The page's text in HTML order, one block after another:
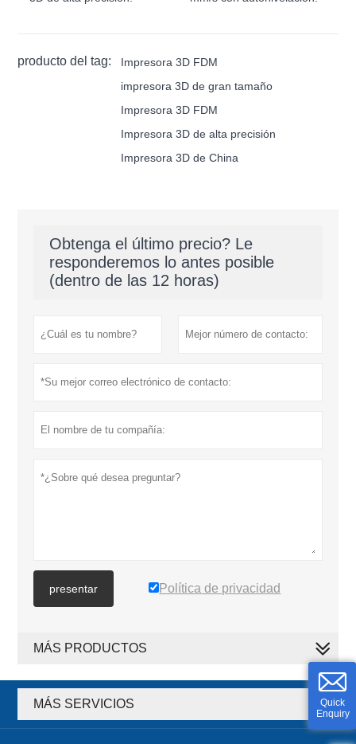
Quick
Enquiry
producto del tag:
Impresora 3D FDM
impresora 3D de gran tamaño
Impresora 3D FDM
Impresora 3D de alta precisión
Impresora 3D de China
Obtenga el último precio? Le
responderemos lo antes posible
(dentro de las 12 horas)
presentar Política de privacidad
MÁS PRODUCTOS
MÁS SERVICIOS